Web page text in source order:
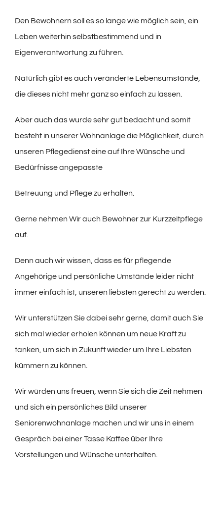
Den Bewohnern soll es so lange wie möglich sein, ein
Leben weiterhin selbstbestimmend und in
Eigenverantwortung zu führen.
Natürlich gibt es auch veränderte Lebensumstände,
die dieses nicht mehr ganz so einfach zu lassen.
Aber auch das wurde sehr gut bedacht und somit
besteht in unserer Wohnanlage die Möglichkeit, durch
unseren Pflegedienst eine auf Ihre Wünsche und
Bedürfnisse angepasste
Betreuung und Pflege zu erhalten.
Gerne nehmen Wir auch Bewohner zur Kurzzeitpflege
auf.
Denn auch wir wissen, dass es für pflegende
Angehörige und persönliche Umstände leider nicht
immer einfach ist, unseren liebsten gerecht zu werden.
Wir unterstützen Sie dabei sehr gerne, damit auch Sie
sich mal wieder erholen können um neue Kraft zu
tanken, um sich in Zukunft wieder um Ihre Liebsten
kümmern zu können.
Wir würden uns freuen, wenn Sie sich die Zeit nehmen
und sich ein persönliches Bild unserer
Seniorenwohnanlage machen und wir uns in einem
Gespräch bei einer Tasse Kaffee über Ihre
Vorstellungen und Wünsche unterhalten.